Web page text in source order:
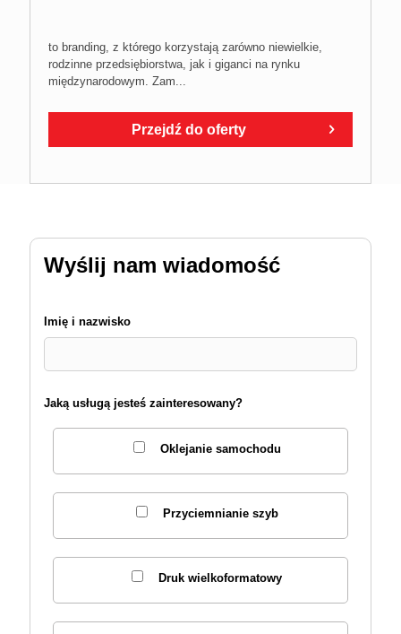
to branding, z którego korzystają zarówno niewielkie,
rodzinne przedsiębiorstwa, jak i giganci na rynku
międzynarodowym. Zam...
Przejdź do oferty
Wyślij nam wiadomość
Imię i nazwisko
Jaką usługą jesteś zainteresowany?
Oklejanie samochodu
Przyciemnianie szyb
Druk wielkoformatowy